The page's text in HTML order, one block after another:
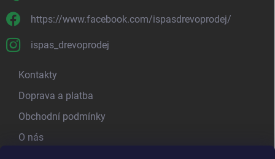
https://www.facebook.com/ispasdrevoprodej/
ispas_drevoprodej
Kontakty
Doprava a platba
Obchodní podmínky
O nás